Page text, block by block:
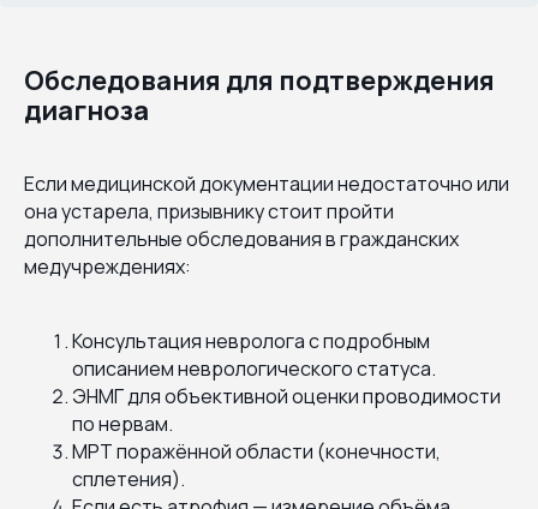
Обследования для подтверждения
диагноза
Если медицинской документации недостаточно или
она устарела, призывнику стоит пройти
дополнительные обследования в гражданских
медучреждениях:
Консультация невролога с подробным
описанием неврологического статуса.
ЭНМГ для объективной оценки проводимости
по нервам.
МРТ поражённой области (конечности,
сплетения).